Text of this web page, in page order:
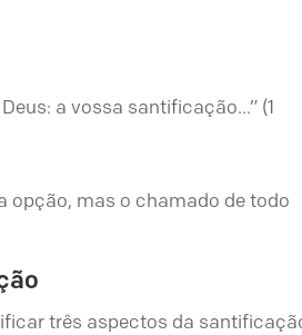
a vossa santificação…” (1
opção, mas o chamado de todo
três aspectos da